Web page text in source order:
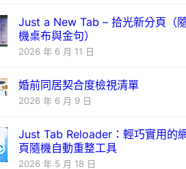
Just a New Tab – 拾光新分頁（
機桌布與金句）
2026 年 6 月 11 日
婚前同居契合度檢視清單
2026 年 6 月 9 日
Just Tab Reloader：輕巧實用的
頁隨機自動重整工具
2026 年 5 月 18 日